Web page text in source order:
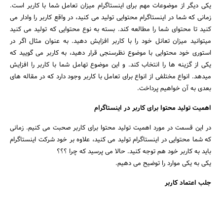
یکی دیگر از موضوعات مهم برای اینستاگرام میزان تعامل شما با کاربر است.
زمانی که شما در اینستاگرام محتوایی تولید می کنید، در واقع کاربر را وادار می
کنید تا محتوای شما را مطالعه کند. بسته به نوع محتوایی که تولید می کنید
میتوانید میزان تعانل خود را با کاربر افزایش دهید. به عنوان مثال اگر در
استوری خود محتوایی با موضوع نظرسنجی قرار دهید، به کاربر می گویید که
یکی از گزینه ها را انتخاب کند. و این موضوع تهامل شما با کاربر را افزایش
میدهد. انواع مختلفی از انواع برای تعامل با کاربر وجود دارد که در مقاله های
بعدی به آن خواهیم پرداخت.
اهمیت تولید محتوا برای کاربر در اینستاگرام
در این قسمت در مورد اهمیت تولید محتوا برای کاربر صحبت می کنیم. زمانی
که شما محتوایی در اینستاگرام تولید می کنید، علاوه بر خود شرکت اینستاگرام
باید به کاربر خود هم توجه کنید. حالا می پرسید که چرا ؟؟؟
یکی به یکی موارد را توضیح می دهیم.
جلب اعتماد کاربر